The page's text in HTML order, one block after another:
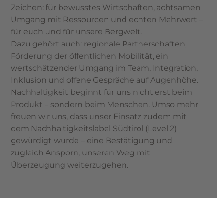
Zeichen: für bewusstes Wirtschaften, achtsamen
Umgang mit Ressourcen und echten Mehrwert –
für euch und für unsere Bergwelt.
Dazu gehört auch: regionale Partnerschaften,
Förderung der öffentlichen Mobilität, ein
wertschätzender Umgang im Team, Integration,
Inklusion und offene Gespräche auf Augenhöhe.
Nachhaltigkeit beginnt für uns nicht erst beim
Produkt – sondern beim Menschen. Umso mehr
freuen wir uns, dass unser Einsatz zudem mit
dem Nachhaltigkeitslabel Südtirol (Level 2)
gewürdigt wurde – eine Bestätigung und
zugleich Ansporn, unseren Weg mit
Überzeugung weiterzugehen.